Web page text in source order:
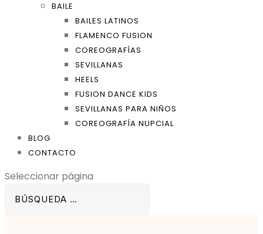
BAILE
BAILES LATINOS
FLAMENCO FUSION
COREOGRAFÍAS
SEVILLANAS
HEELS
FUSION DANCE KIDS
SEVILLANAS PARA NIÑOS
COREOGRAFÍA NUPCIAL
BLOG
CONTACTO
Seleccionar página